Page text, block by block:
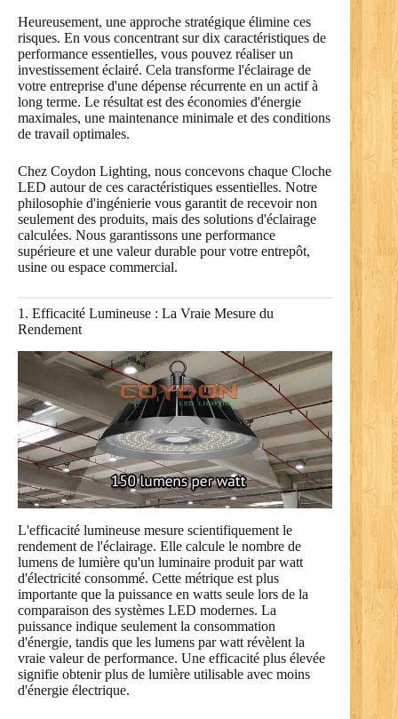
Heureusement, une approche stratégique élimine ces
risques. En vous concentrant sur dix caractéristiques de
performance essentielles, vous pouvez réaliser un
investissement éclairé. Cela transforme l'éclairage de
votre entreprise d'une dépense récurrente en un actif à
long terme. Le résultat est des économies d'énergie
maximales, une maintenance minimale et des conditions
de travail optimales.
Chez Coydon Lighting, nous concevons chaque Cloche
LED autour de ces caractéristiques essentielles. Notre
philosophie d'ingénierie vous garantit de recevoir non
seulement des produits, mais des solutions d'éclairage
calculées. Nous garantissons une performance
supérieure et une valeur durable pour votre entrepôt,
usine ou espace commercial.
1. Efficacité Lumineuse : La Vraie Mesure du
Rendement
L'efficacité lumineuse mesure scientifiquement le
rendement de l'éclairage. Elle calcule le nombre de
lumens de lumière qu'un luminaire produit par watt
d'électricité consommé. Cette métrique est plus
importante que la puissance en watts seule lors de la
comparaison des systèmes LED modernes. La
puissance indique seulement la consommation
d'énergie, tandis que les lumens par watt révèlent la
vraie valeur de performance. Une efficacité plus élevée
signifie obtenir plus de lumière utilisable avec moins
d'énergie électrique.